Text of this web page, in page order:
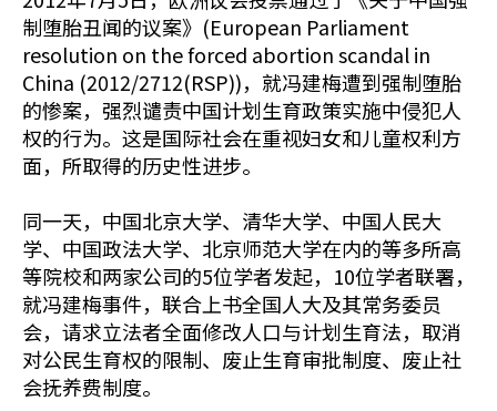
制堕胎丑闻的议案》(European Parliament
resolution on the forced abortion scandal in
China (2012/2712(RSP))，就冯建梅遭到强制堕胎
的惨案，强烈谴责中国计划生育政策实施中侵犯人
权的行为。这是国际社会在重视妇女和儿童权利方
面，所取得的历史性进步。
同一天，中国北京大学、清华大学、中国人民大
学、中国政法大学、北京师范大学在内的等多所高
等院校和两家公司的5位学者发起，10位学者联署，
就冯建梅事件，联合上书全国人大及其常务委员
会，请求立法者全面修改人口与计划生育法，取消
对公民生育权的限制、废止生育审批制度、废止社
会抚养费制度。